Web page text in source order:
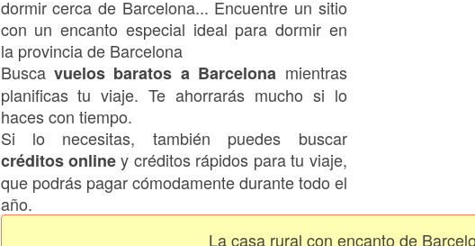
dormir cerca de Barcelona... Encuentre un sitio
con un encanto especial ideal para dormir en
la provincia de Barcelona
Busca vuelos baratos a Barcelona mientras
planificas tu viaje. Te ahorrarás mucho si lo
haces con tiempo.
Si lo necesitas, también puedes buscar
créditos onliney créditos rápidos para tu viaje,
que podrás pagar cómodamente durante todo el
año.
La casa rural con encanto de